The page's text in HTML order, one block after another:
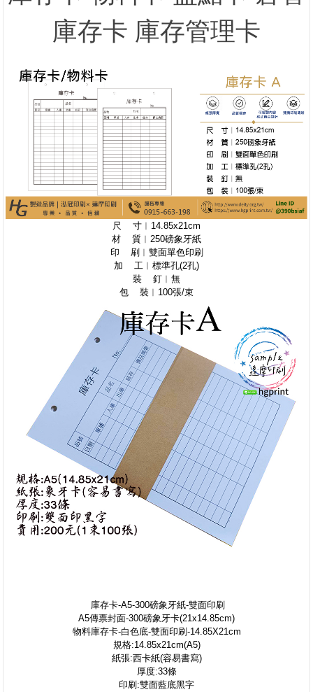
庫存卡 庫存管理卡
尺 寸︱14.85x21cm
材 質︱250磅象牙紙
印 刷︱雙面單色印刷
加 工︱標準孔(2孔)
裝 釘︱無
包 裝︱100張/束
庫存卡-A5-300磅象牙紙-雙面印刷
A5傳票封面-300磅象牙卡(21x14.85cm)
物料庫存卡-白色底-雙面印刷-14.85X21cm
規格:14.85x21cm(A5)
紙張:西卡紙(容易書寫)
厚度:33條
印刷:雙面藍底黑字